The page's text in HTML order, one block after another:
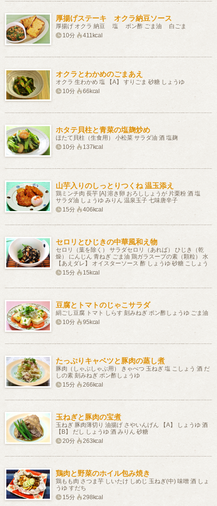
厚揚げステーキ オクラ納豆ソース
厚揚げ オクラ 納豆 塩 ポン酢 ごま油 白ごま
10分
411kcal
オクラとわかめのごまあえ
オクラ 生わかめ 塩 【A】 すりごま 砂糖 しょうゆ
10分
66kcal
ホタテ貝柱と青菜の塩麹炒め
ほたて貝柱（生食用） 小松菜 サラダ油 酒 塩麹
10分
137kcal
山芋入りのしっとりつくね 温玉添え
鶏ミンチ肉 長芋 [A] 溶き卵 おろししょうが 片栗粉 酒 塩
サラダ油 しょうゆ みりん 温泉玉子 七味唐辛子
15分
406kcal
セロリとひじきの中華風和え物
セロリ（葉を除く） サラダセロリ（あれば） ひじき（乾
燥） にんじん 青ねぎ ごま油 鶏ガラスープの素（顆粒） 水
【あえダレ】 オイスターソース 酢 しょうゆ 砂糖 こしょう
15分
15kcal
豆腐とトマトのじゃこサラダ
絹ごし豆腐 トマト しらす 刻みねぎ ポン酢しょうゆ ごま油
10分
95kcal
たっぷりキャベツと豚肉の蒸し煮
豚肉（しゃぶしゃぶ用） きゃべつ 玉ねぎ 塩 こしょう 酒 だ
しの素 刻みねぎ ポン酢しょうゆ
15分
266kcal
玉ねぎと豚肉の宝煮
玉ねぎ 豚肉薄切り 油揚げ さやいんげん 【A】 しょうゆ 酒
【B】 だし しょうゆ 酒 みりん 砂糖
20分
263kcal
鶏肉と野菜のホイル包み焼き
鶏もも肉 さつま芋 しいたけ しめじ 玉ねぎ(中) 味噌 酒 しょ
うゆ すだち
15分
298kcal